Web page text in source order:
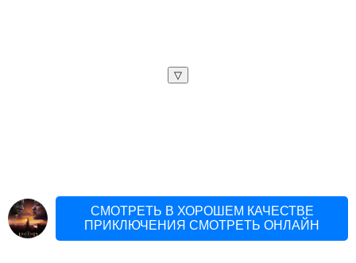
▽
СМОТРЕТЬ В ХОРОШЕМ КАЧЕСТВЕ
ПРИКЛЮЧЕНИЯ СМОТРЕТЬ ОНЛАЙН